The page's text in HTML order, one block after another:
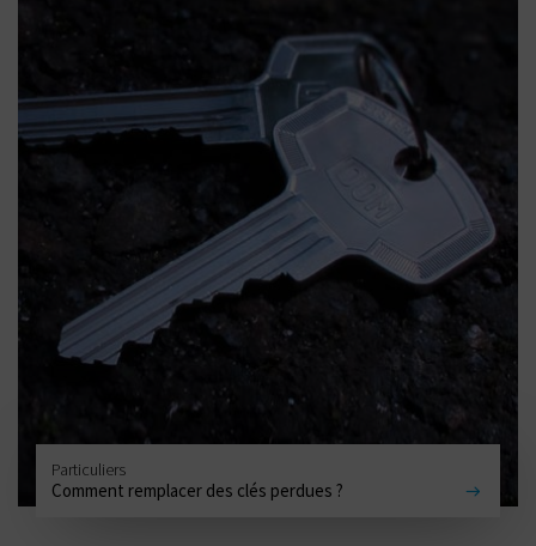
Particuliers
Comment remplacer des clés perdues ?